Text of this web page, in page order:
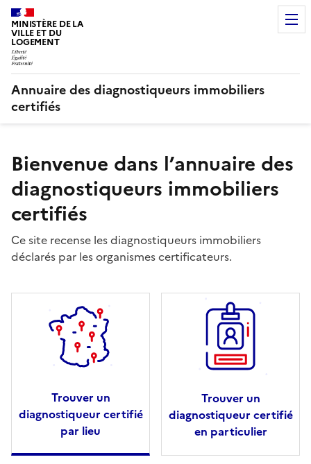
MINISTÈRE DE LA
VILLE ET DU
LOGEMENT
Annuaire des diagnostiqueurs immobiliers
certifiés
Bienvenue dans l’annuaire des
diagnostiqueurs immobiliers
certifiés
Ce site recense les diagnostiqueurs immobiliers
déclarés par les organismes certificateurs.
Trouver un
diagnostiqueur certifié
par lieu
Trouver un
diagnostiqueur certifié
en particulier